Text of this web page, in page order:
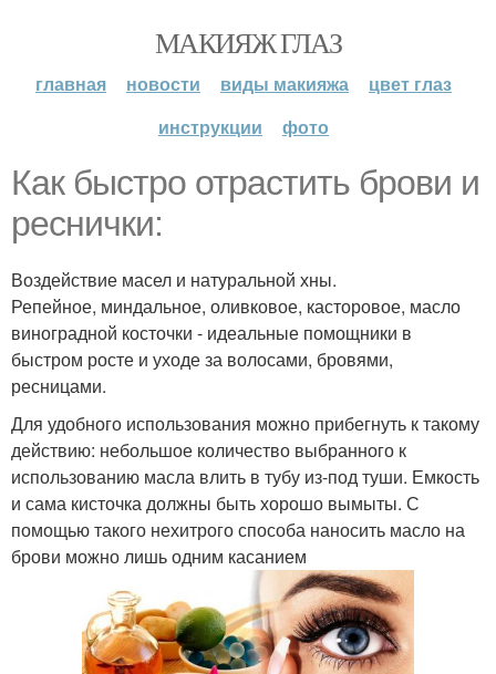
МАКИЯЖ ГЛАЗ
главная новости виды макияжа
цвет глаз
инструкции
фото
Как быстро отрастить брови и
реснички:
Воздействие масел и натуральной хны.
Репейное, миндальное, оливковое, касторовое, масло
виноградной косточки - идеальные помощники в
быстром росте и уходе за волосами, бровями,
ресницами.
Для удобного использования можно прибегнуть к такому
действию: небольшое количество выбранного к
использованию масла влить в тубу из-под туши. Емкость
и сама кисточка должны быть хорошо вымыты. С
помощью такого нехитрого способа наносить масло на
брови можно лишь одним касанием